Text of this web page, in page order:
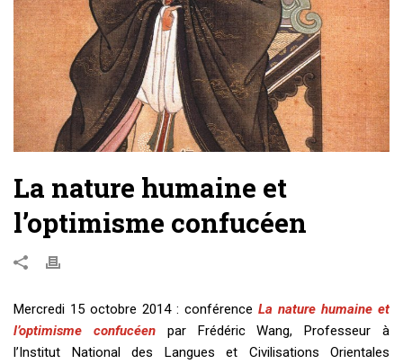
La nature humaine et
l’optimisme confucéen
Mercredi 15 octobre 2014 : conférence La nature humaine et
l’optimisme confucéen
par Frédéric Wang, Professeur à
l’Institut National des Langues et Civilisations Orientales